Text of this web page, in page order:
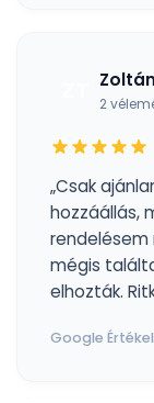
2
„Csak
hozzáállás,
mégis
elhozták.
Google